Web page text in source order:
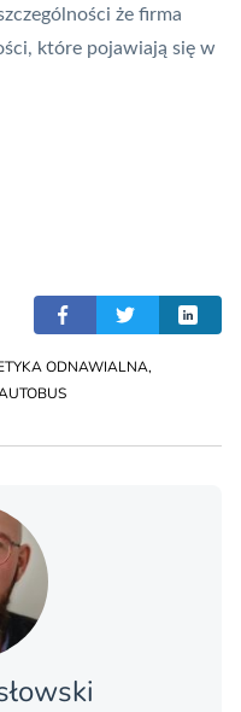
że firma
które pojawiają się w
ODNAWIALNA,